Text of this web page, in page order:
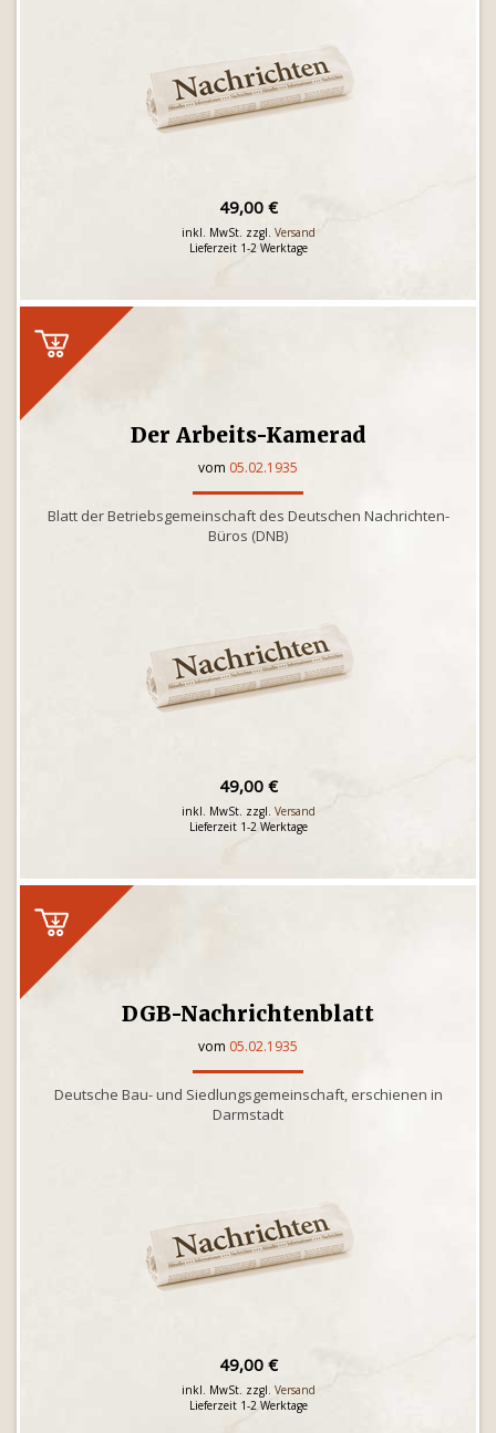
49,00 €
inkl. MwSt. zzgl. Versand
Lieferzeit 1-2 Werktage
Der Arbeits-Kamerad
vom 05.02.1935
Blatt der Betriebsgemeinschaft des Deutschen Nachrichten-
Büros (DNB)
49,00 €
inkl. MwSt. zzgl. Versand
Lieferzeit 1-2 Werktage
DGB-Nachrichtenblatt
vom 05.02.1935
Deutsche Bau- und Siedlungsgemeinschaft, erschienen in
Darmstadt
49,00 €
inkl. MwSt. zzgl. Versand
Lieferzeit 1-2 Werktage